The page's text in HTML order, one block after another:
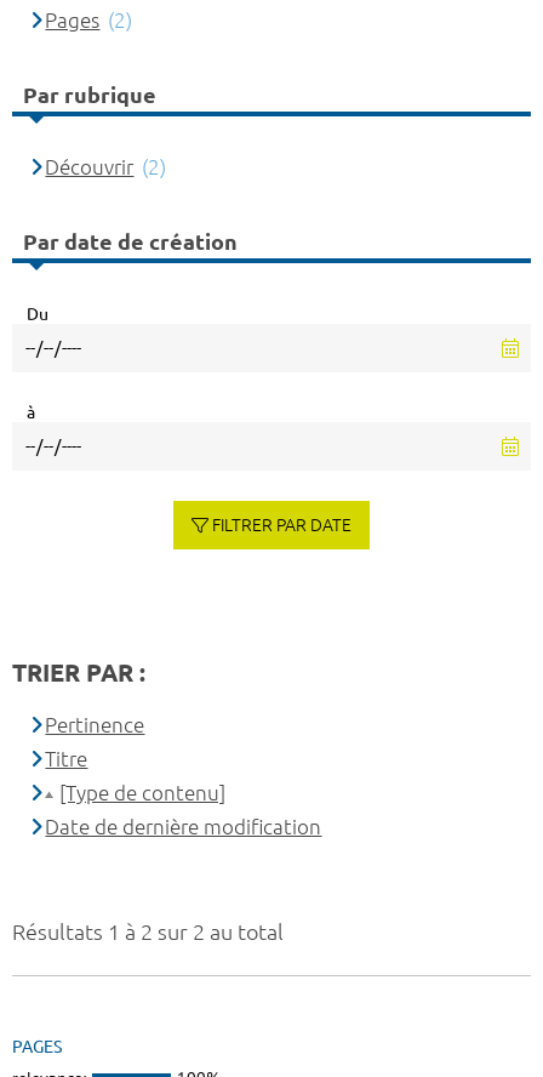
Résultats 1 à 2 sur 2 au total
PAGES
Pages (2)
Par rubrique
Découvrir (2)
Par date de création
Du
à
FILTRER PAR DATE
TRIER PAR :
Pertinence
Titre
[Type de contenu]
Date de dernière modification